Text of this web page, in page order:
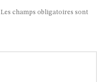
Les champs obligatoires sont